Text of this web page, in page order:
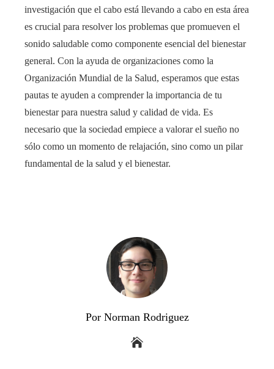
investigación que el cabo está llevando a cabo en esta área
es crucial para resolver los problemas que promueven el
sonido saludable como componente esencial del bienestar
general. Con la ayuda de organizaciones como la
Organización Mundial de la Salud, esperamos que estas
pautas te ayuden a comprender la importancia de tu
bienestar para nuestra salud y calidad de vida. Es
necesario que la sociedad empiece a valorar el sueño no
sólo como un momento de relajación, sino como un pilar
fundamental de la salud y el bienestar.
Por Norman Rodriguez